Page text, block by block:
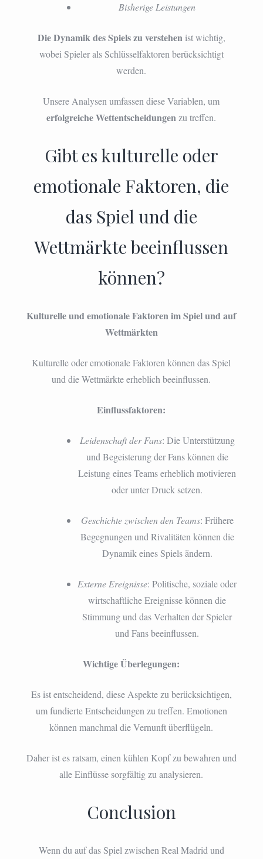
Bisherige Leistungen
Die Dynamik des Spiels zu verstehen ist wichtig,
wobei Spieler als Schlüsselfaktoren berücksichtigt
werden.
Unsere Analysen umfassen diese Variablen, um
erfolgreiche Wettentscheidungen zu treffen.
Gibt es kulturelle oder
emotionale Faktoren, die
das Spiel und die
Wettmärkte beeinflussen
können?
Kulturelle und emotionale Faktoren im Spiel und auf
Wettmärkten
Kulturelle oder emotionale Faktoren können das Spiel
und die Wettmärkte erheblich beeinflussen.
Einflussfaktoren:
Leidenschaft der Fans: Die Unterstützung
und Begeisterung der Fans können die
Leistung eines Teams erheblich motivieren
oder unter Druck setzen.
Geschichte zwischen den Teams: Frühere
Begegnungen und Rivalitäten können die
Dynamik eines Spiels ändern.
Externe Ereignisse: Politische, soziale oder
wirtschaftliche Ereignisse können die
Stimmung und das Verhalten der Spieler
und Fans beeinflussen.
Wichtige Überlegungen:
Es ist entscheidend, diese Aspekte zu berücksichtigen,
um fundierte Entscheidungen zu treffen. Emotionen
können manchmal die Vernunft überflügeln.
Daher ist es ratsam, einen kühlen Kopf zu bewahren und
alle Einflüsse sorgfältig zu analysieren.
Conclusion
Wenn du auf das Spiel zwischen Real Madrid und